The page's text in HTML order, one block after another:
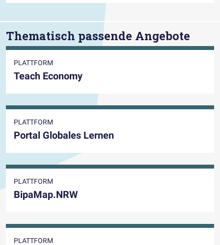
Thematisch passende Angebote
PLATTFORM
Teach Economy
PLATTFORM
Portal Globales Lernen
PLATTFORM
BipaMap.NRW
PLATTFORM